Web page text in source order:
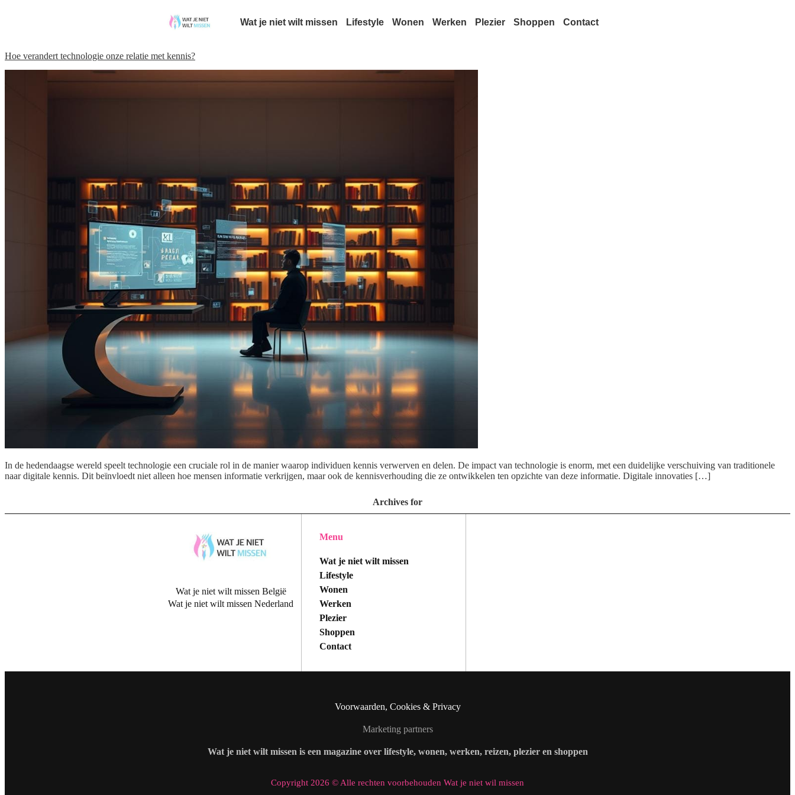
Wat je niet wilt missen Lifestyle Wonen Werken Plezier Shoppen Contact
Hoe verandert technologie onze relatie met kennis?
In de hedendaagse wereld speelt technologie een cruciale rol in de manier waarop individuen kennis verwerven en delen. De impact van technologie is enorm, met een duidelijke verschuiving van traditionele
naar digitale kennis. Dit beïnvloedt niet alleen hoe mensen informatie verkrijgen, maar ook de kennisverhouding die ze ontwikkelen ten opzichte van deze informatie. Digitale innovaties […]
Archives for
Wat je niet wilt missen België
Wat je niet wilt missen Nederland
Menu
Wat je niet wilt missen
Lifestyle
Wonen
Werken
Plezier
Shoppen
Contact
Voorwaarden, Cookies & Privacy
Marketing partners
Wat je niet wilt missen is een magazine over lifestyle, wonen, werken, reizen, plezier en shoppen
Copyright 2026 © Alle rechten voorbehouden Wat je niet wil missen